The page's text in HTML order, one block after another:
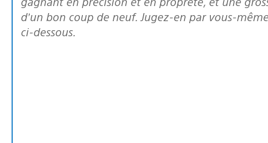
d’un bon coup de neuf. Jugez-en par vous-
ci-dessous.